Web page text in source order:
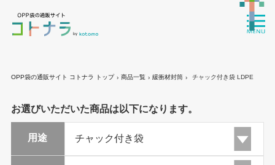
OPP袋の通販サイト コトナラ トップ › 商品一覧 › 緩衝材封筒 › チャック付き袋 LDPE
お選びいただいた商品は以下になります。
用途